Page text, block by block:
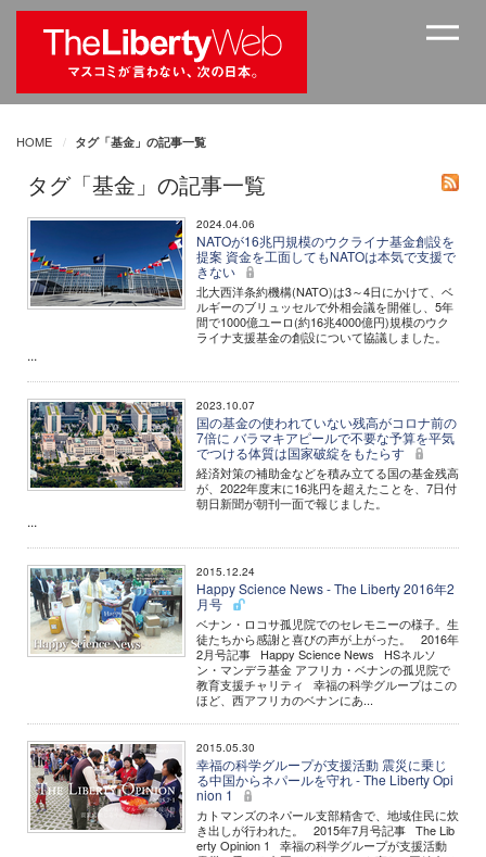
HOME タグ「基金」の記事一覧
タグ「基金」の記事一覧
2024.04.06
NATOが16兆円規模のウクライナ基金創設を
提案 資金を工面してもNATOは本気で支援で
きない
北大西洋条約機構(NATO)は3～4日にかけて、ベ
ルギーのブリュッセルで外相会議を開催し、5年
間で1000億ユーロ(約16兆4000億円)規模のウク
ライナ支援基金の創設について協議しました。
...
2023.10.07
国の基金の使われていない残高がコロナ前の
7倍に バラマキアピールで不要な予算を平気
でつける体質は国家破綻をもたらす
経済対策の補助金などを積み立てる国の基金残高
が、2022年度末に16兆円を超えたことを、7日付
朝日新聞が朝刊一面で報じました。
...
2015.12.24
Happy Science News - The Liberty 2016年2
月号
ベナン・ロコサ孤児院でのセレモニーの様子。生
徒たちから感謝と喜びの声が上がった。 2016年
2月号記事 Happy Science News HSネルソ
ン・マンデラ基金 アフリカ・ベナンの孤児院で
教育支援チャリティ 幸福の科学グループはこの
ほど、西アフリカのベナンにあ...
2015.05.30
幸福の科学グループが支援活動 震災に乗じ
る中国からネパールを守れ - The Liberty Opi
nion 1
カトマンズのネパール支部精舎で、地域住民に炊
き出しが行われた。 2015年7月号記事 The Lib
erty Opinion 1 幸福の科学グループが支援活動